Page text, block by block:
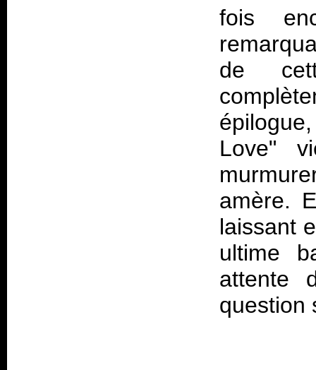
fois
de
Love"
amère.
laissant
ultime
attente
question